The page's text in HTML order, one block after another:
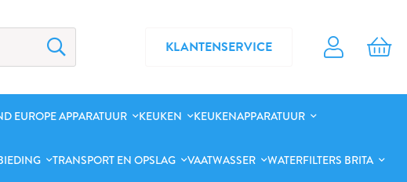
KLANTENSERVICE
EUROPE APPARATUUR KEUKEN KEUKENAPPARATUUR
TRANSPORT EN OPSLAG VAATWASSER WATERFILTERS BRITA